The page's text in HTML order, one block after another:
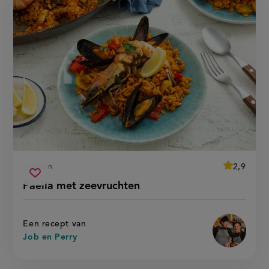
Paella met zeevruchten
voorbereidingstijd
45 min
average
2,9
Beoordeel
met
Een recept van
Job en Perry
Sla
paella
met
zeevruchten